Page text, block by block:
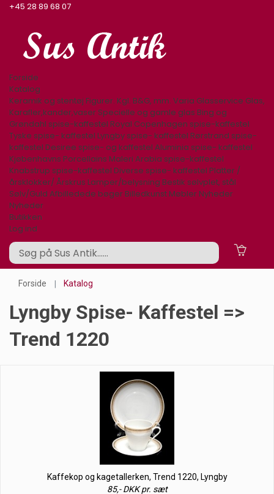
+45 28 89 68 07
Forside
Katalog
Keramik og stentøj Figurer. Kgl. B&G, mm. Varia Glasservice Glas,
Karafler,kander,vaser Specielle og gamle glas Bing og
Grøndahl spise-kaffestel Royal Copenhagen spise-kaffestel
Tyske spise- kaffestel Lyngby spise- kaffestel Rørstrand spise-
kaffestel Desiree spise- og kaffestel Aluminia spise- kaffestel
Kjøbenhavns Porcellains Maleri Arabia spise-kaffestel
Knabstrup spise-kaffestel Diverse spise- kaffestel Platter /
årsklokker/ Årskrus Lamper/belysning Bestik sølvplet, stål
Sølv/Guld Afbilledede bøger Billedkunst Møbler Nyheder
Nyheder
Butikken
Log ind
Forside Katalog
Lyngby Spise- Kaffestel =>
Trend 1220
Kaffekop og kagetallerken, Trend 1220, Lyngby
85,- DKK pr. sæt